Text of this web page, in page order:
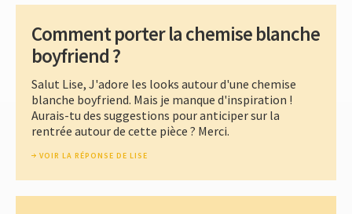
Comment porter la chemise blanche
boyfriend ?
Salut Lise, J'adore les looks autour d'une chemise
blanche boyfriend. Mais je manque d'inspiration !
Aurais-tu des suggestions pour anticiper sur la
rentrée autour de cette pièce ? Merci.
VOIR LA RÉPONSE DE LISE